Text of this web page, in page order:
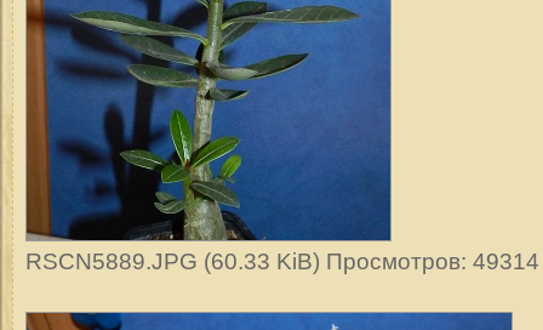
RSCN5889.JPG (60.33 KiB) Просмотров: 49314